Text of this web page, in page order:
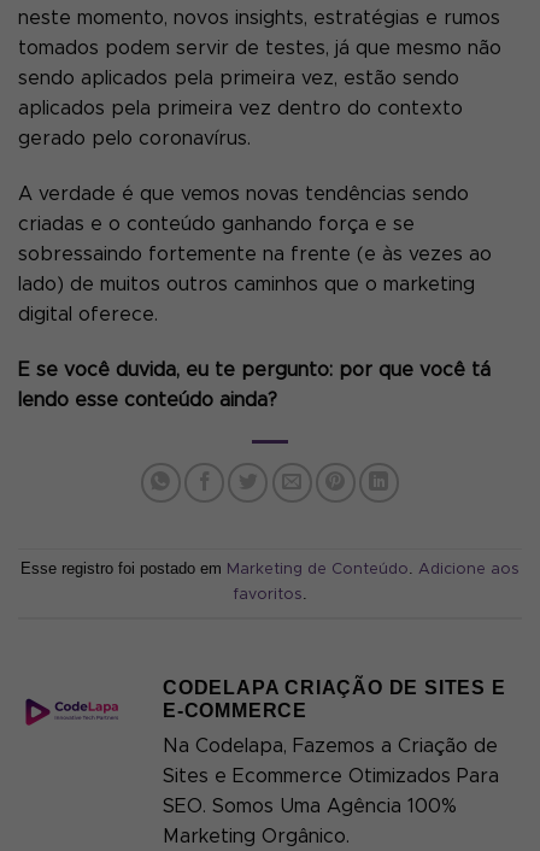
neste momento, novos insights, estratégias e rumos
tomados podem servir de testes, já que mesmo não
sendo aplicados pela primeira vez, estão sendo
aplicados pela primeira vez dentro do contexto
gerado pelo coronavírus.
A verdade é que vemos novas tendências sendo
criadas e o conteúdo ganhando força e se
sobressaindo fortemente na frente (e às vezes ao
lado) de muitos outros caminhos que o marketing
digital oferece.
E se você duvida, eu te pergunto: por que você tá
lendo esse conteúdo ainda?
Esse registro foi postado em Marketing de Conteúdo
Adicione aos
favoritos
CODELAPA CRIAÇÃO DE SITES E
E-COMMERCE
Na Codelapa, Fazemos a Criação de
Sites e Ecommerce Otimizados Para
SEO. Somos Uma Agência 100%
Marketing Orgânico.